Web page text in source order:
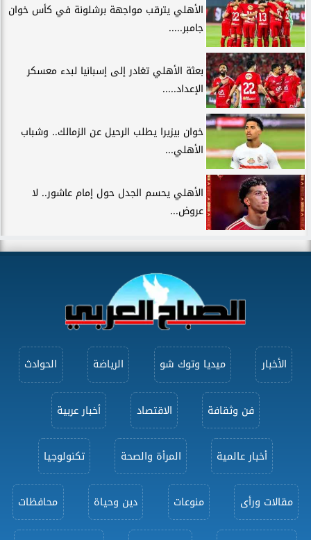
الأهلي يترقب مواجهة برشلونة في كأس خوان
جامبر.....
بعثة الأهلي تغادر إلى إسبانيا لبدء معسكر
الإعداد.....
خوان بيزيرا يطلب الرحيل عن الزمالك.. وشباب
الأهلي...
الأهلي يحسم الجدل حول إمام عاشور.. لا
عروض...
الأخبار ميديا وتوك شو الرياضة الحوادث
فن وثقافة الاقتصاد أخبار عربية
أخبار عالمية المرأة والصحة تكنولوجيا
مقالات ورأى منوعات دين وحياة محافظات